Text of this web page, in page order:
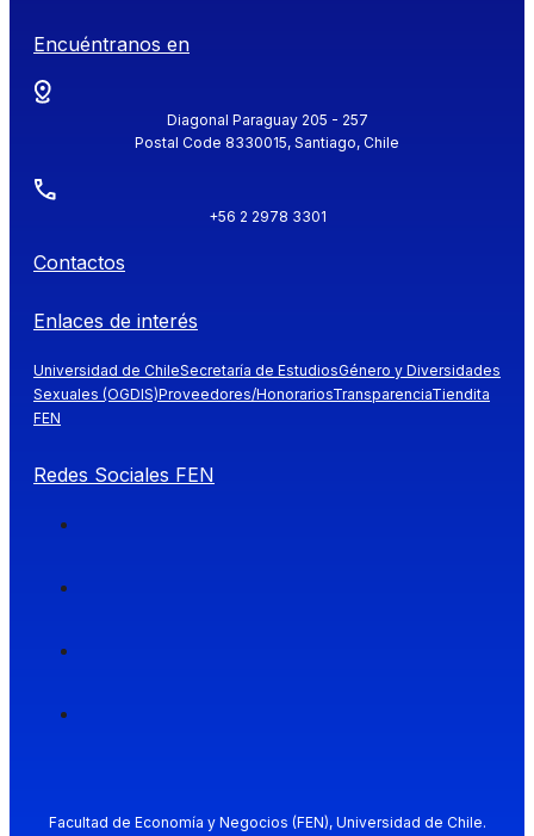
Encuéntranos en
Diagonal Paraguay 205 - 257
Postal Code 8330015, Santiago, Chile
+56 2 2978 3301
Contactos
Enlaces de interés
Universidad de ChileSecretaría de EstudiosGénero y Diversidades
Sexuales (OGDIS)Proveedores/HonorariosTransparenciaTiendita
FEN
Redes Sociales FEN
Facultad de Economía y Negocios (FEN), Universidad de Chile.